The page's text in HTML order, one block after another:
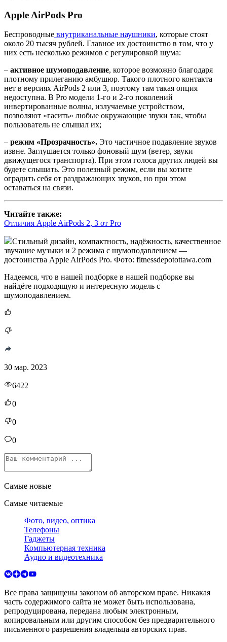
Apple AirPods Pro
Беспроводные внутриканальные наушники, которые стоят
около 20 тысяч рублей. Главное их достоинство в том, что у
них есть несколько режимов с регулировкой шума:
– активное шумоподавление, которое возможно благодаря
плотному прилеганию амбушюр. Такого плотного контакта
нет в версиях AirPods 2 или 3, поэтому там такая опция
недоступна. В Pro модели 1-го и 2-го поколений
инвертированные волны, излучаемые устройством,
позволяют «гасить» любые окружающие звуки так, чтобы
пользователь не слышал их;
– режим «Прозрачность». Это частичное подавление звуков
извне. Заглушается только фоновый шум (ветер, звуки
движущегося транспорта). При этом голоса других людей вы
будете слышать. Это полезный режим, если вы хотите
оградить себя от раздражающих звуков, но при этом
оставаться на связи.
Читайте также:
Отличия Apple AirPods 2, 3 от Pro
Стильный дизайн, компактность, надёжность, качественное
звучание музыки и 2 режима с шумоподавлением —
достоинства Apple AirPods Pro. Фото: fitnessdepotottawa.com
Надеемся, что в нашей подборке в нашей подборке вы
найдёте подходящую и интересную модель с
шумоподавлением.
30 мар. 2023
6422
0
0
0
Самые новые
Самые читаемые
Фото, видео, оптика
Телефоны
Гаджеты
Компьютерная техника
Аудио и видеотехника
Все права защищены законом об авторском праве. Никакая
часть содержимого сайта не может быть использована,
репродуцирована, передана любым электронным,
копировальным или другим способом без предварительного
письменного разрешения владельца авторских прав.